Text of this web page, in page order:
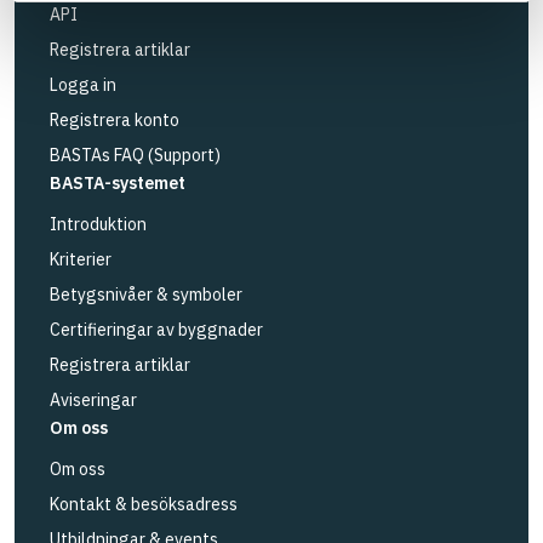
API
Registrera artiklar
Logga in
Registrera konto
BASTAs FAQ (Support)
BASTA-systemet
Introduktion
Kriterier
Betygsnivåer & symboler
Certifieringar av byggnader
Registrera artiklar
Aviseringar
Om oss
Om oss
Kontakt & besöksadress